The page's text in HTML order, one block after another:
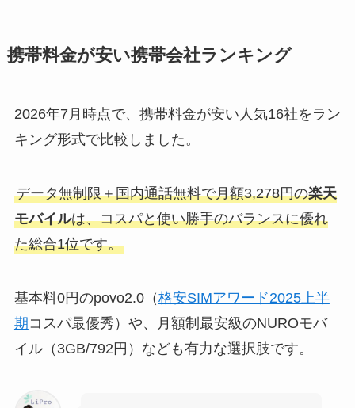
携帯料金が安い携帯会社ランキング
2026年7月時点で、携帯料金が安い人気16社をラン
キング形式で比較しました。
データ無制限＋国内通話無料で月額3,278円の楽天
モバイルは、コスパと使い勝手のバランスに優れ
た総合1位です。
基本料0円のpovo2.0（格安SIMアワード2025上半
期コスパ最優秀）や、月額制最安級のNUROモバ
イル（3GB/792円）なども有力な選択肢です。